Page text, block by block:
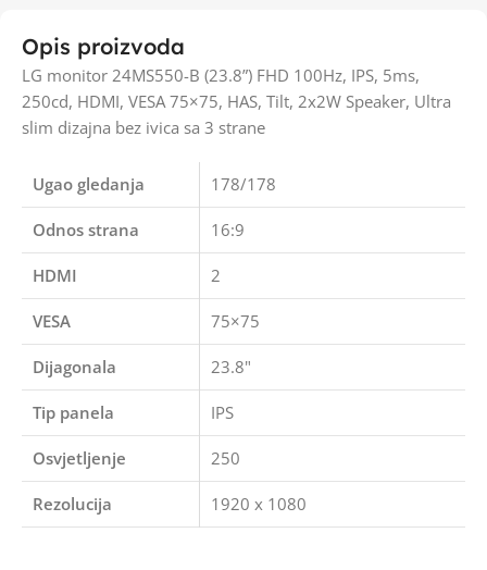
Opis proizvoda
LG monitor 24MS550-B (23.8”) FHD 100Hz, IPS, 5ms,
250cd, HDMI, VESA 75×75, HAS, Tilt, 2x2W Speaker, Ultra
slim dizajna bez ivica sa 3 strane
Ugao gledanja 178/178
Odnos strana 16:9
HDMI 2
VESA 75×75
Dijagonala 23.8"
Tip panela IPS
Osvjetljenje 250
Rezolucija 1920 x 1080